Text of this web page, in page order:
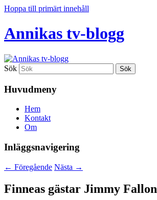
Hoppa till primärt innehåll
Annikas tv-blogg
Sök
Huvudmeny
Hem
Kontakt
Om
Inläggsnavigering
← Föregående Nästa →
Finneas gästar Jimmy Fallon